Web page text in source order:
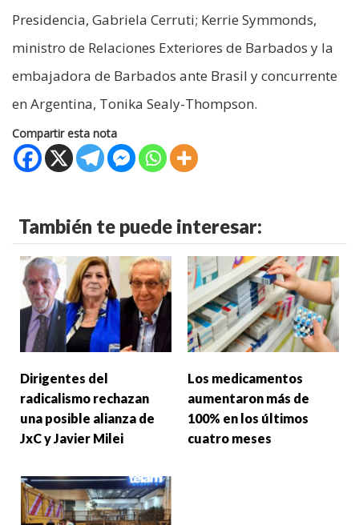
Presidencia, Gabriela Cerruti; Kerrie Symmonds,
ministro de Relaciones Exteriores de Barbados y la
embajadora de Barbados ante Brasil y concurrente
en Argentina, Tonika Sealy-Thompson.
Compartir esta nota
También te puede interesar:
Dirigentes del
radicalismo rechazan
una posible alianza de
JxC y Javier Milei
Los medicamentos
aumentaron más de
100% en los últimos
cuatro meses